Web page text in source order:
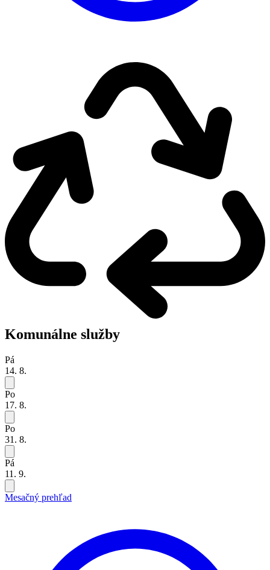
Komunálne služby
Pá
14. 8.
Po
17. 8.
Po
31. 8.
Pá
11. 9.
Mesačný prehľad